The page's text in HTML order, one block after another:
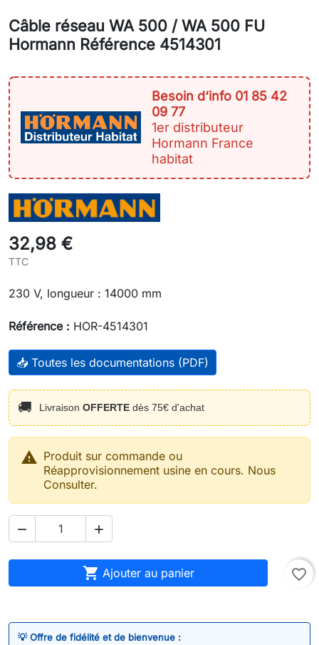
Câble réseau WA 500 / WA 500 FU
Hormann Référence 4514301
Besoin d‘info 01 85 42
09 77
1er distributeur
Hormann France
habitat
32,98 €
TTC
230 V, longueur : 14000 mm
Référence : HOR-4514301
📥 Toutes les documentations (PDF)
🚚 Livraison OFFERTE dès 75€ d'achat
 Produit sur commande ou
Réapprovisionnement usine en cours. Nous
Consulter.
 
 Ajouter au panier favorite_border
💡 Offre de fidélité et de bienvenue :